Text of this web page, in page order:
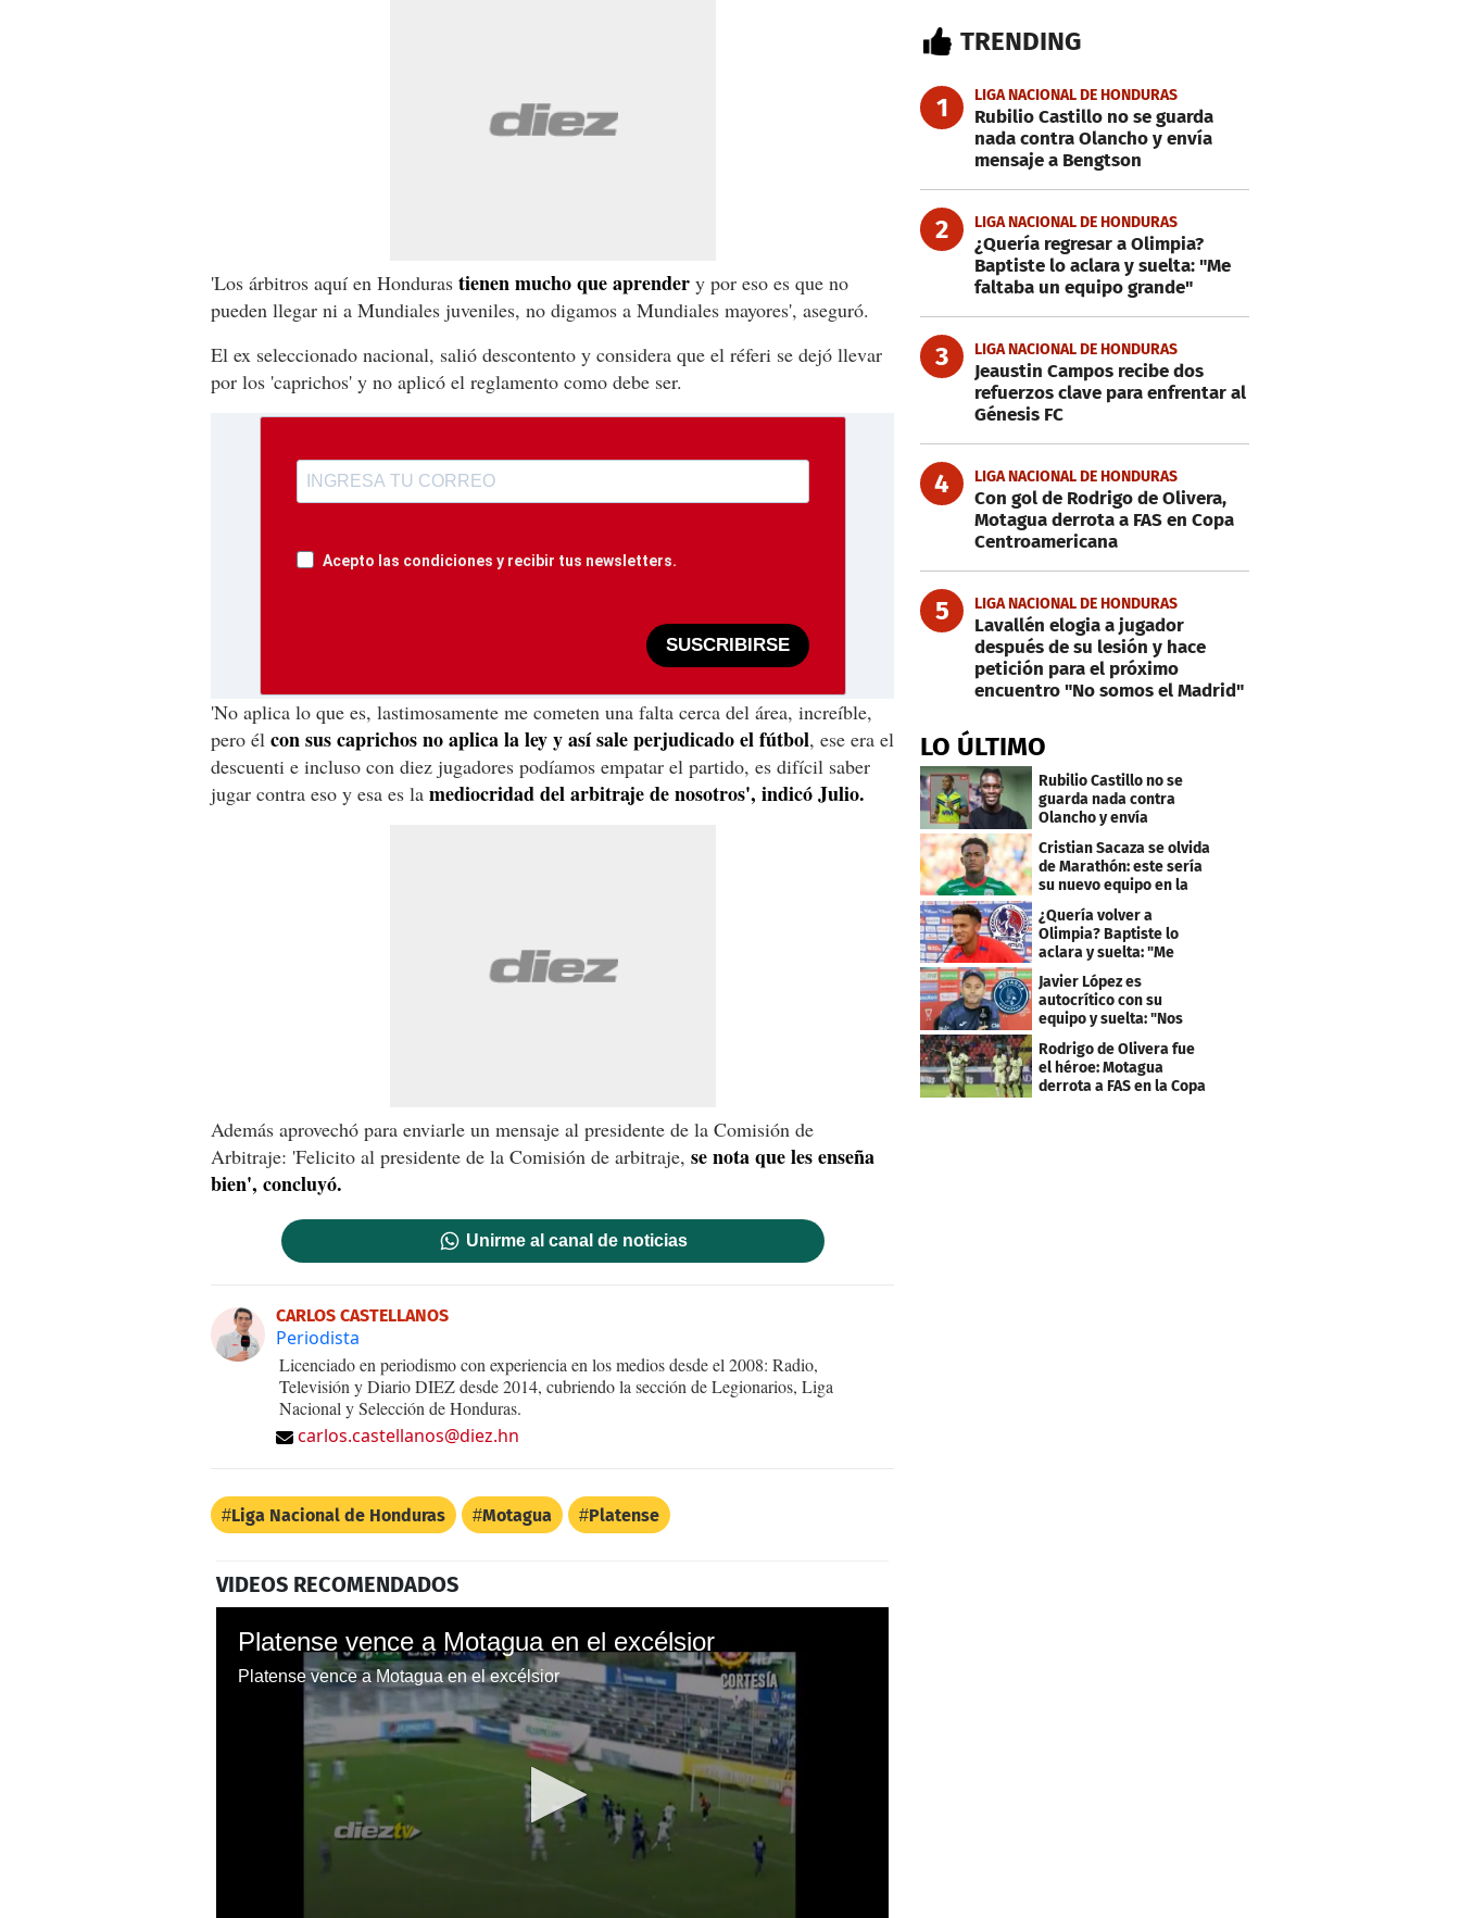
'Los árbitros aquí en Honduras tienen mucho que aprender y por eso es que no
pueden llegar ni a Mundiales juveniles, no digamos a Mundiales mayores', aseguró.
El ex seleccionado nacional, salió descontento y considera que el réferi se dejó llevar
por los 'caprichos' y no aplicó el reglamento como debe ser.
Acepto las condiciones y recibir tus newsletters.
SUSCRIBIRSE
'No aplica lo que es, lastimosamente me cometen una falta cerca del área, increíble,
pero él con sus caprichos no aplica la ley y así sale perjudicado el fútbol, ese era el
descuenti e incluso con diez jugadores podíamos empatar el partido, es difícil saber
jugar contra eso y esa es la mediocridad del arbitraje de nosotros', indicó Julio.
Además aprovechó para enviarle un mensaje al presidente de la Comisión de
Arbitraje: 'Felicito al presidente de la Comisión de arbitraje, se nota que les enseña
bien', concluyó.
Unirme al canal de noticias
CARLOS CASTELLANOS
Periodista
Licenciado en periodismo con experiencia en los medios desde el 2008: Radio,
Televisión y Diario DIEZ desde 2014, cubriendo la sección de Legionarios, Liga
Nacional y Selección de Honduras.
carlos.castellanos@diez.hn
Liga Nacional de Honduras Motagua Platense
VIDEOS RECOMENDADOS
Platense vence a Motagua en el excélsior
Platense vence a Motagua en el excélsior
TRENDING
1 LIGA NACIONAL DE HONDURAS
Rubilio Castillo no se guarda
nada contra Olancho y envía
mensaje a Bengtson
2 LIGA NACIONAL DE HONDURAS
¿Quería regresar a Olimpia?
Baptiste lo aclara y suelta: "Me
faltaba un equipo grande"
3 LIGA NACIONAL DE HONDURAS
Jeaustin Campos recibe dos
refuerzos clave para enfrentar al
Génesis FC
4 LIGA NACIONAL DE HONDURAS
Con gol de Rodrigo de Olivera,
Motagua derrota a FAS en Copa
Centroamericana
5 LIGA NACIONAL DE HONDURAS
Lavallén elogia a jugador
después de su lesión y hace
petición para el próximo
encuentro "No somos el Madrid"
LO ÚLTIMO
Rubilio Castillo no se
guarda nada contra
Olancho y envía
mensaje a Bengtson
Cristian Sacaza se olvida
de Marathón: este sería
su nuevo equipo en la
Liga Nacional
¿Quería volver a
Olimpia? Baptiste lo
aclara y suelta: "Me
faltaba un equipo
grande"
Javier López es
autocrítico con su
equipo y suelta: "Nos
costó muchísimo..."
Rodrigo de Olivera fue
el héroe: Motagua
derrota a FAS en la Copa